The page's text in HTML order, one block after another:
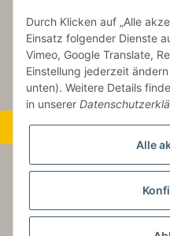
Widerrufsbutton
* Alle Preise inkl. gesetzlicher
Durch Klicken auf „Alle
Einsatz folgender Dienste
Vimeo, Google Translate,
Einstellung jederzeit
unten). Weitere Details
in unserer
Alle